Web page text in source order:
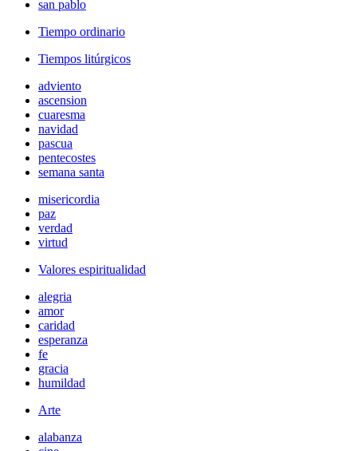
san pablo
Tiempo ordinario
Tiempos litúrgicos
adviento
ascension
cuaresma
navidad
pascua
pentecostes
semana santa
misericordia
paz
verdad
virtud
Valores espiritualidad
alegria
amor
caridad
esperanza
fe
gracia
humildad
Arte
alabanza